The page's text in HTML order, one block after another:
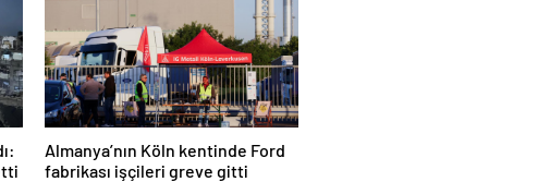
Almanya’nın Köln kentinde Ford
fabrikası işçileri greve gitti